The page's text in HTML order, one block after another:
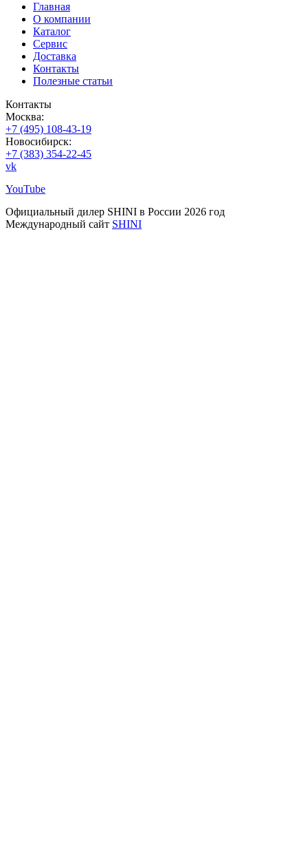
Главная
О компании
Каталог
Сервис
Доставка
Контакты
Полезные статьи
Контакты
Москва:
+7 (495) 108-43-19
Новосибирск:
+7 (383) 354-22-45
vk
YouTube
Официальный дилер SHINI в России 2026 год
Международный сайт SHINI